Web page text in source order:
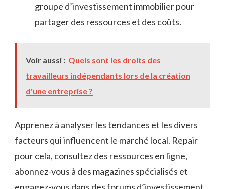
groupe d’investissement immobilier pour
partager des ressources et des coûts.
Voir aussi : Quels sont les droits des
travailleurs indépendants lors de la création
d'une entreprise ?
Apprenez à analyser les tendances et les divers
facteurs qui influencent le marché local. Repair
pour cela, consultez des ressources en ligne,
abonnez-vous à des magazines spécialisés et